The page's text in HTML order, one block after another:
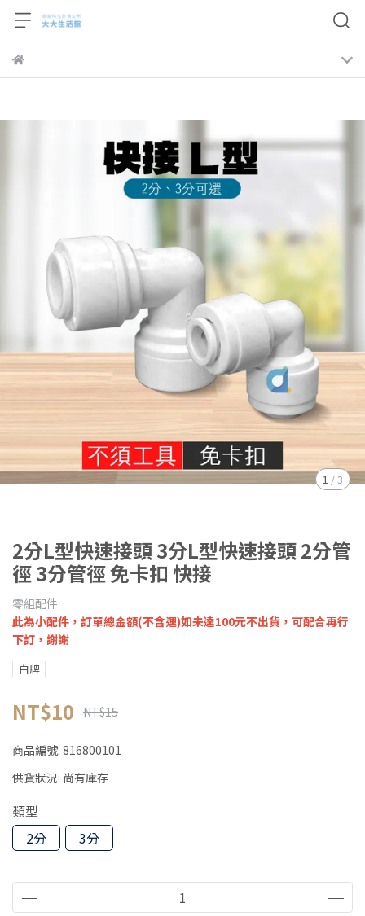
1 /3
2分L型快速接頭 3分L型快速接頭 2分管
徑 3分管徑 免卡扣 快接
零組配件
此為小配件，訂單總金額(不含運)如未達100元不出貨，可配合再行
下訂，謝謝
白牌
NT$10 NT$15
商品編號: 816800101
供貨狀況: 尚有庫存
類型
2分
3分